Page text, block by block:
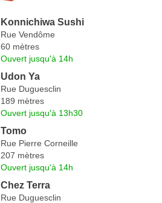
Konnichiwa Sushi
Rue Vendôme
60 mètres
Ouvert jusqu'à 14h
Udon Ya
Rue Duguesclin
189 mètres
Ouvert jusqu'à 13h30
Tomo
Rue Pierre Corneille
207 mètres
Ouvert jusqu'à 14h
Chez Terra
Rue Duguesclin